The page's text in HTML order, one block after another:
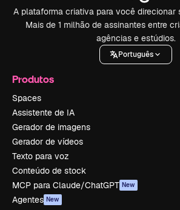
A plataforma criativa para você direcionar
Mais de 1 milhão de assinantes entre
agências e estúdios.
Português
Produtos
Spaces
Assistente de IA
Gerador de imagens
Gerador de vídeos
Texto para voz
Conteúdo de stock
MCP para Claude/ChatGPT New
Agentes New